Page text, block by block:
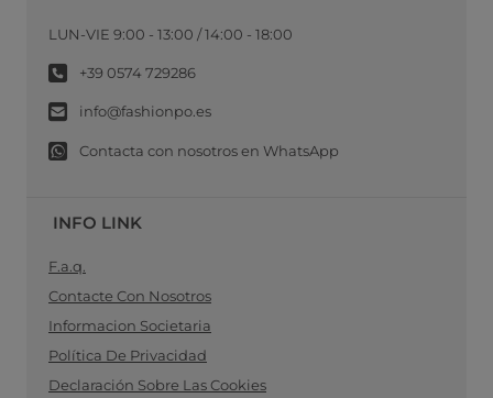
LUN-VIE 9:00 - 13:00 / 14:00 - 18:00
+39 0574 729286
info@fashionpo.es
Contacta con nosotros en WhatsApp
INFO LINK
F.a.q.
Contacte Con Nosotros
Informacion Societaria
Política De Privacidad
Declaración Sobre Las Cookies